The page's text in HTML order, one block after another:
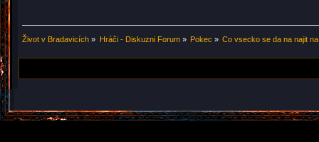
Život v Bradavicích » Hráči - Diskuzni Forum» Pokec » Co vsecko se da na najit